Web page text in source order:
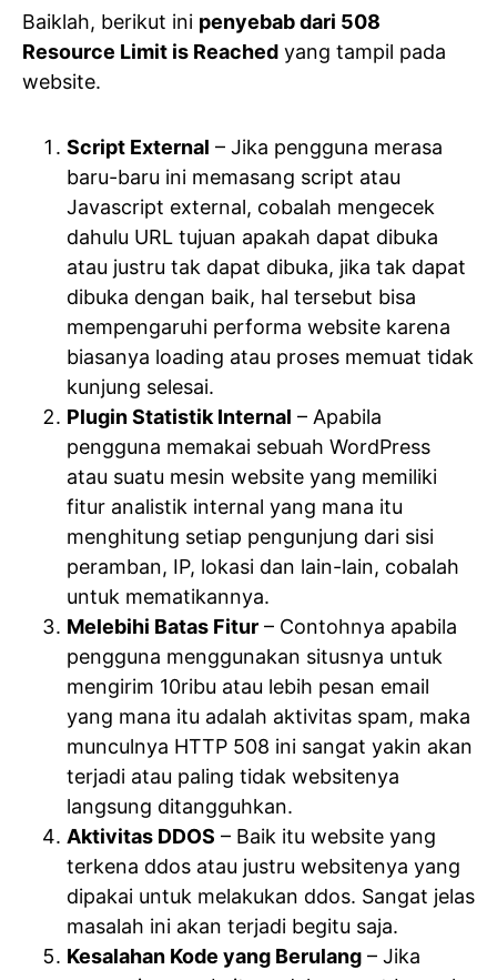
Baiklah, berikut ini penyebab dari 508
Resource Limit is Reached yang tampil pada
website.
Script External – Jika pengguna merasa
baru-baru ini memasang script atau
Javascript external, cobalah mengecek
dahulu URL tujuan apakah dapat dibuka
atau justru tak dapat dibuka, jika tak dapat
dibuka dengan baik, hal tersebut bisa
mempengaruhi performa website karena
biasanya loading atau proses memuat tidak
kunjung selesai.
Plugin Statistik Internal – Apabila
pengguna memakai sebuah WordPress
atau suatu mesin website yang memiliki
fitur analistik internal yang mana itu
menghitung setiap pengunjung dari sisi
peramban, IP, lokasi dan lain-lain, cobalah
untuk mematikannya.
Melebihi Batas Fitur – Contohnya apabila
pengguna menggunakan situsnya untuk
mengirim 10ribu atau lebih pesan email
yang mana itu adalah aktivitas spam, maka
munculnya HTTP 508 ini sangat yakin akan
terjadi atau paling tidak websitenya
langsung ditangguhkan.
Aktivitas DDOS – Baik itu website yang
terkena ddos atau justru websitenya yang
dipakai untuk melakukan ddos. Sangat jelas
masalah ini akan terjadi begitu saja.
Kesalahan Kode yang Berulang – Jika